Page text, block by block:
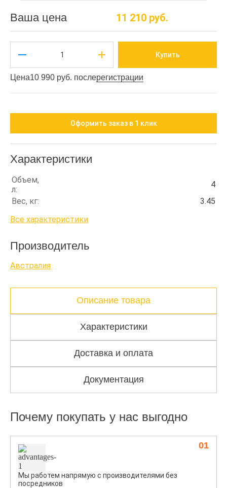
Ваша цена 11 210 руб.
Купить
Цена10 990 руб. послерегистрации
Оформить заказ в 1 клик
Характеристики
Объем,
л:
4
Вес, кг:
3.45
Все характеристики
Производитель
Австралия
Описание товара
Характеристики
Доставка и оплата
Документация
Почему покупать у нас выгодно
Мы работем напрямую с производителями без
посредников
01